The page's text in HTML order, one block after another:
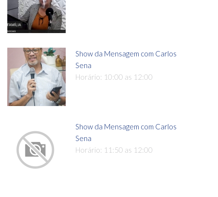
Show da Mensagem com Carlos
Sena
Horário: 10:00 as 12:00
Show da Mensagem com Carlos
Sena
Horário: 11:50 as 12:00